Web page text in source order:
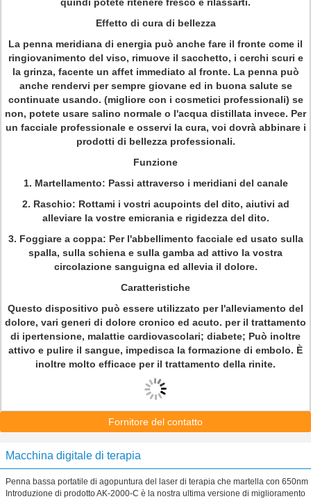
Effetto di cura di bellezza
La penna meridiana di energia può anche fare il fronte come il
ringiovanimento del viso, rimuove il sacchetto, i cerchi scuri e
la grinza, facente un affet immediato al fronte. La penna può
anche rendervi per sempre giovane ed in buona salute se
continuate usando. (migliore con i cosmetici professionali) se
non, potete usare salino normale o l'acqua distillata invece. Per
un facciale professionale e osservi la cura, voi dovrà abbinare i
prodotti di bellezza professionali.
Funzione
1. Martellamento: Passi attraverso i meridiani del canale
2. Raschio: Rottami i vostri acupoints del dito, aiutivi ad
alleviare la vostre emicrania e rigidezza del dito.
3. Foggiare a coppa: Per l'abbellimento facciale ed usato sulla
spalla, sulla schiena e sulla gamba ad attivo la vostra
circolazione sanguigna ed allevia il dolore.
Caratteristiche
Questo dispositivo può essere utilizzato per l'alleviamento del
dolore, vari generi di dolore cronico ed acuto. per il trattamento
di ipertensione, malattie cardiovascolari; diabete; Può inoltre
attivo e pulire il sangue, impedisca la formazione di embolo. È
inoltre molto efficace per il trattamento della rinite.
Fornitore del contatto
Macchina digitale di terapia
Penna bassa portatile di agopuntura del laser di terapia che martella con 650nm
Introduzione di prodotto AK-2000-C è la nostra ultima versione di miglioramento